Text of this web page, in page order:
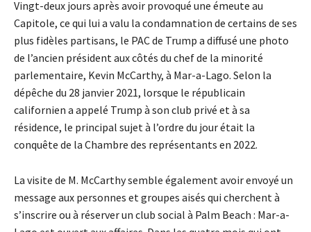
Vingt-deux jours après avoir provoqué une émeute au
Capitole, ce qui lui a valu la condamnation de certains de ses
plus fidèles partisans, le PAC de Trump a diffusé une photo
de l’ancien président aux côtés du chef de la minorité
parlementaire, Kevin McCarthy, à Mar-a-Lago. Selon la
dépêche du 28 janvier 2021, lorsque le républicain
californien a appelé Trump à son club privé et à sa
résidence, le principal sujet à l’ordre du jour était la
conquête de la Chambre des représentants en 2022.
La visite de M. McCarthy semble également avoir envoyé un
message aux personnes et groupes aisés qui cherchent à
s’inscrire ou à réserver un club social à Palm Beach : Mar-a-